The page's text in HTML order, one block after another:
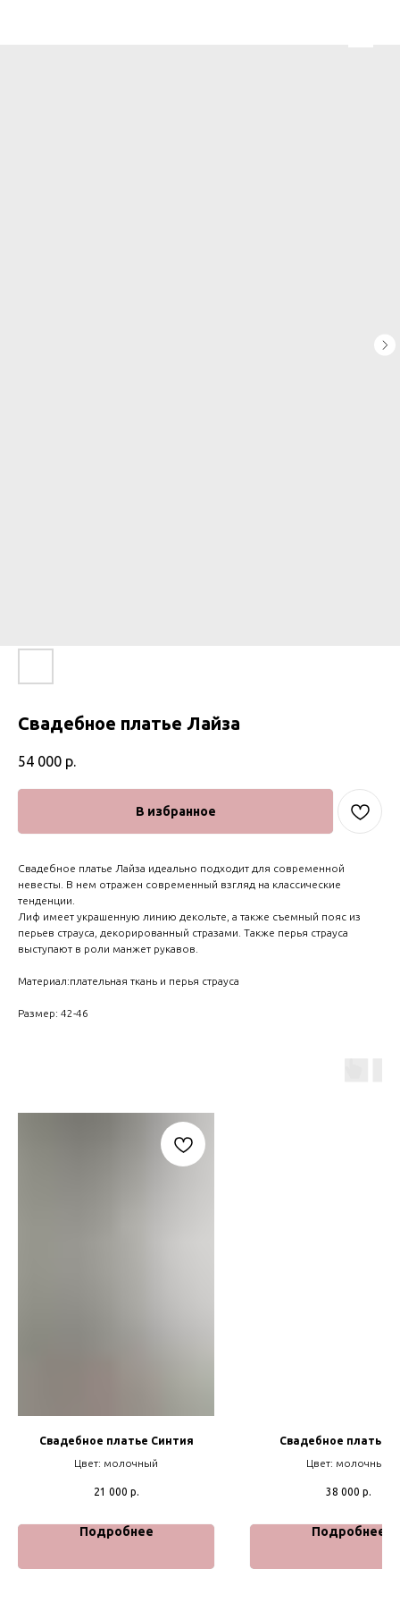
Свадебное платье Лайза
54 000 р.
В избранное
Свадебное платье Лайза идеально подходит для современной
невесты. В нем отражен современный взгляд на классические
тенденции.
Лиф имеет украшенную линию декольте, а также съемный пояс из
перьев страуса, декорированный стразами. Также перья страуса
выступают в роли манжет рукавов.
Материал:плательная ткань и перья страуса
Размер: 42-46
Свадебное платье Синтия
Цвет: молочный
21 000 р.
Подробнее
Свадебное платье
Цвет: молочный
38 000 р.
Подробнее